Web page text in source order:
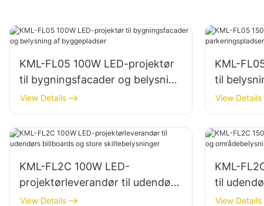
KML-FL05 100W LED-projektør
til bygningsfacader og belysning
af byggepladser
View Details
KML-
til
View Details
KML-FL2C 100W LED-
projektørleverandør til udendørs
billboards og store
View Details
KML-
til
View Details